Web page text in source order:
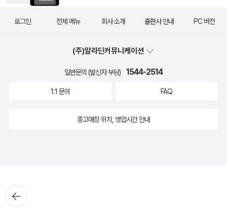
뒤로가
기
로그인 전체 메뉴 회사 소개 출판사 안내 PC 버전
(주)알라딘커뮤니케이션
일반문의 (발신자 부담) 1544-2514
1:1 문의 FAQ
중고매장 위치, 영업시간 안내